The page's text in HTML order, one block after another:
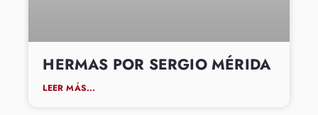
HERMAS POR SERGIO MÉRIDA
LEER MÁS...